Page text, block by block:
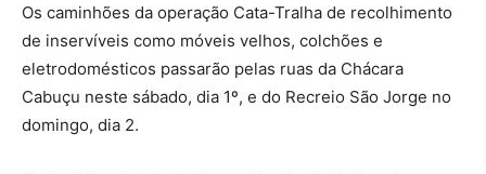
Os caminhões da operação Cata-Tralha de recolhimento
de inservíveis como móveis velhos, colchões e
eletrodomésticos passarão pelas ruas da Chácara
Cabuçu neste sábado, dia 1º, e do Recreio São Jorge no
domingo, dia 2.